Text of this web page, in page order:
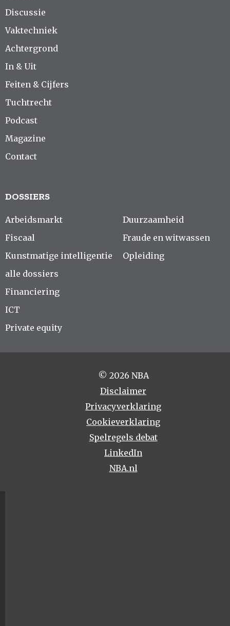
Discussie
Vaktechniek
Achtergrond
In & Uit
Feiten & Cijfers
Tuchtrecht
Podcast
Magazine
Contact
DOSSIERS
Arbeidsmarkt
Fiscaal
Kunstmatige intelligentie
alle dossiers
Duurzaamheid
Fraude en witwassen
Opleiding
Financiering
ICT
Private equity
© 2026 NBA
Disclaimer
Privacyverklaring
Cookieverklaring
Spelregels debat
LinkedIn
NBA.nl